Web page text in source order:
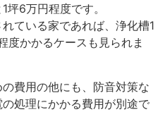
坪6万円程度です。
ている家であれば、浄化槽1
かかるケースも見られま
費用の他にも、防音対策な
処理にかかる費用が別途で